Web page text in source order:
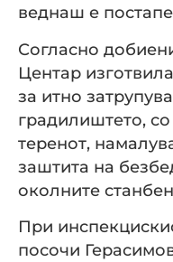
веднаш е
Согласно
Центар
за итно
градилиштето,
теренот,
заштита на
околните
При
посочи